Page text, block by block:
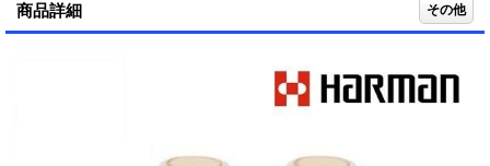
商品詳細 その他